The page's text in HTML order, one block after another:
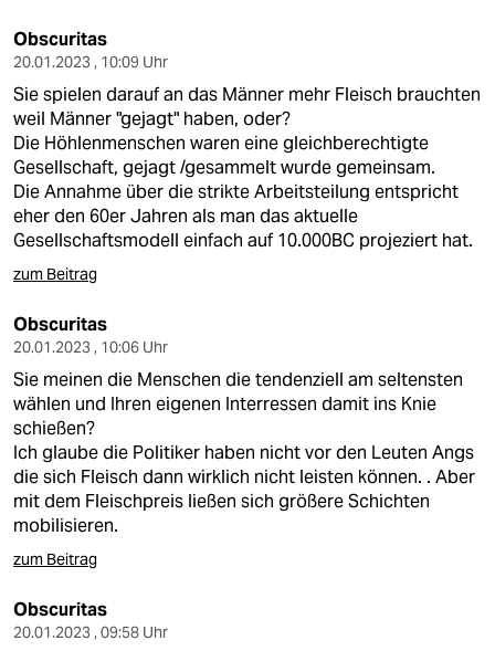
Obscuritas
20.01.2023 , 10:09 Uhr
Sie spielen darauf an das Männer mehr Fleisch brauchten
weil Männer "gejagt" haben, oder?
Die Höhlenmenschen waren eine gleichberechtigte
Gesellschaft, gejagt /gesammelt wurde gemeinsam.
Die Annahme über die strikte Arbeitsteilung entspricht
eher den 60er Jahren als man das aktuelle
Gesellschaftsmodell einfach auf 10.000BC projeziert hat.
zum Beitrag
Obscuritas
20.01.2023 , 10:06 Uhr
Sie meinen die Menschen die tendenziell am seltensten
wählen und Ihren eigenen Interressen damit ins Knie
schießen?
Ich glaube die Politiker haben nicht vor den Leuten Angs
die sich Fleisch dann wirklich nicht leisten können. . Aber
mit dem Fleischpreis ließen sich größere Schichten
mobilisieren.
zum Beitrag
Obscuritas
20.01.2023 , 09:58 Uhr